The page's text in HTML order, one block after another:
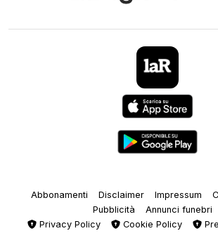
Abbonamenti Disclaimer Impressum
Pubblicità
Annunci funebri
Privacy Policy
Cookie Policy